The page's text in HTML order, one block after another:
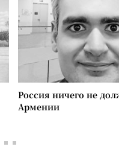
Россия ничего не
Армении